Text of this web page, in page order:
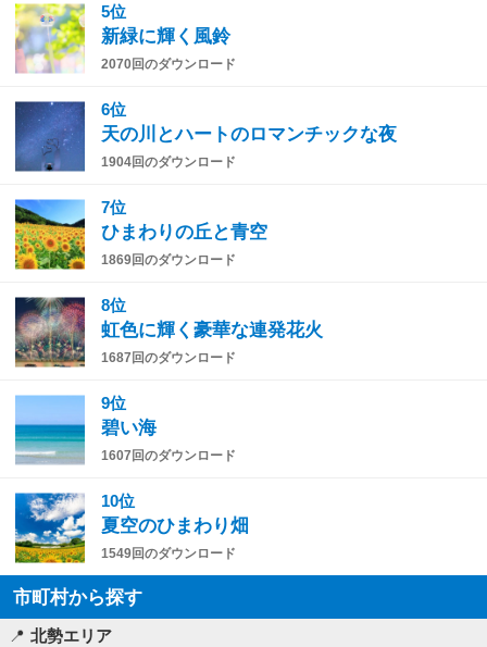
5位
新緑に輝く風鈴
2070回のダウンロード
6位
天の川とハートのロマンチックな夜
1904回のダウンロード
7位
ひまわりの丘と青空
1869回のダウンロード
8位
虹色に輝く豪華な連発花火
1687回のダウンロード
9位
碧い海
1607回のダウンロード
10位
夏空のひまわり畑
1549回のダウンロード
市町村から探す
北勢エリア